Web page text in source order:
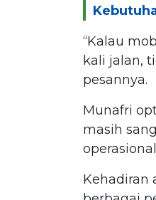
“Kalau
kali jalan,
pesannya.
Munafri
masih
Kehadiran